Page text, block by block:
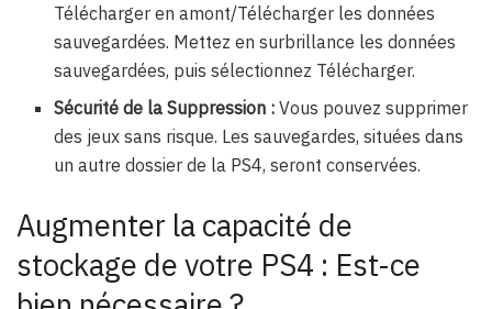
Télécharger en amont/Télécharger les données
sauvegardées. Mettez en surbrillance les données
sauvegardées, puis sélectionnez Télécharger.
Sécurité de la Suppression : Vous pouvez supprimer
des jeux sans risque. Les sauvegardes, situées dans
un autre dossier de la PS4, seront conservées.
Augmenter la capacité de
stockage de votre PS4 : Est-ce